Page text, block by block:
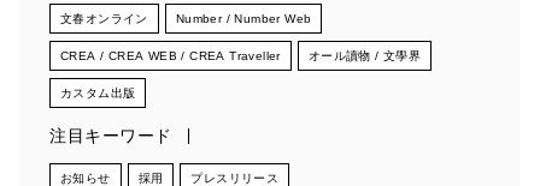
文春オンライン Number / Number Web
CREA / CREA WEB / CREA Traveller オール讀物 / 文學界
カスタム出版
注目キーワード
お知らせ 採用 プレスリリース